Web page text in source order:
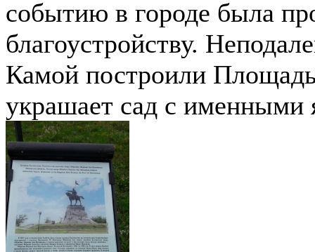
событию в городе была
благоустройству.
Камой построили
украшает сад с именными